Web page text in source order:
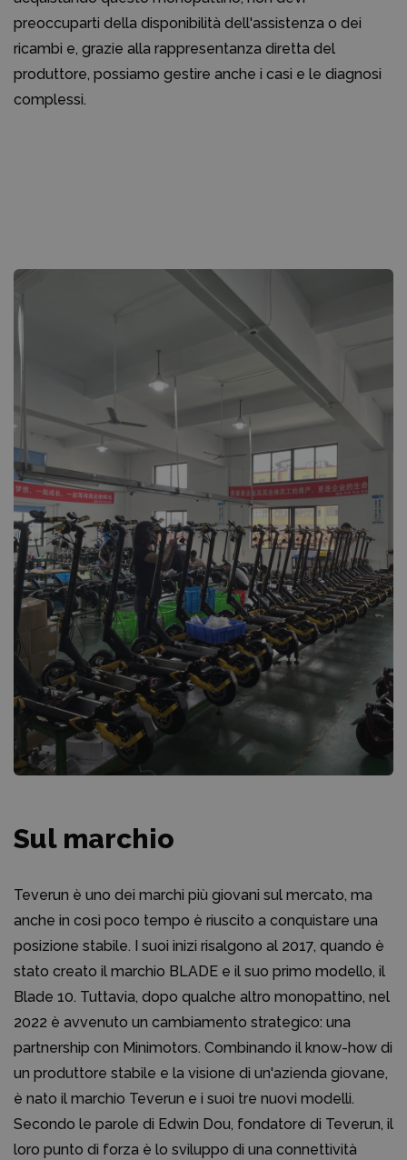
preoccuparti della disponibilità dell'assistenza o dei
ricambi e, grazie alla rappresentanza diretta del
produttore, possiamo gestire anche i casi e le diagnosi
complessi.
Sul marchio
Teverun è uno dei marchi più giovani sul mercato, ma
anche in così poco tempo è riuscito a conquistare una
posizione stabile. I suoi inizi risalgono al 2017, quando è
stato creato il marchio BLADE e il suo primo modello, il
Blade 10. Tuttavia, dopo qualche altro monopattino, nel
2022 è avvenuto un cambiamento strategico: una
partnership con Minimotors. Combinando il know-how di
un produttore stabile e la visione di un'azienda giovane,
è nato il marchio Teverun e i suoi tre nuovi modelli.
Secondo le parole di Edwin Dou, fondatore di Teverun, il
loro punto di forza è lo sviluppo di una connettività